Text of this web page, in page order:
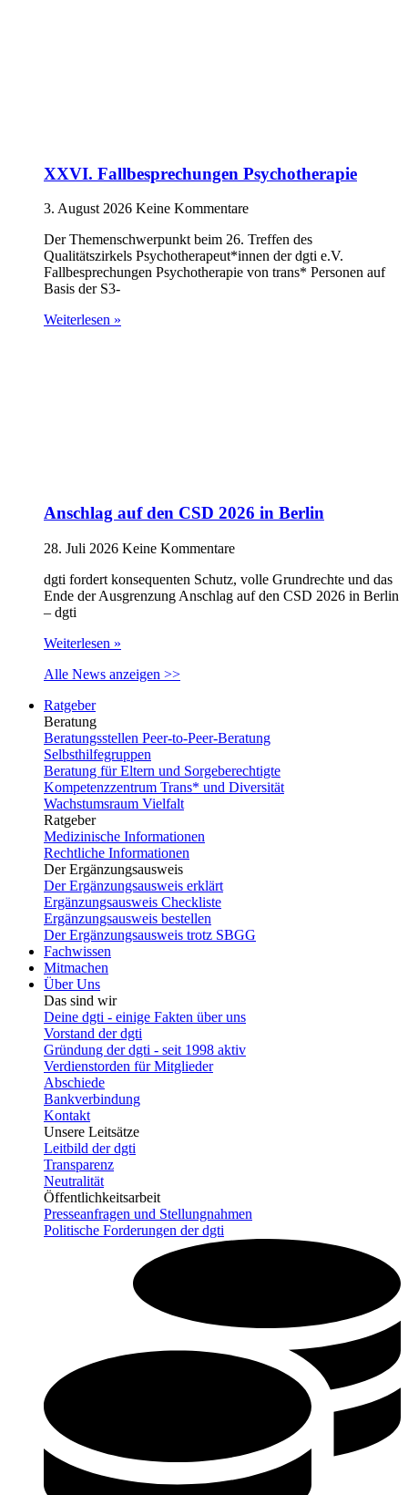
XXVI. Fallbesprechungen Psychotherapie
3. August 2026 Keine Kommentare
Der Themenschwerpunkt beim 26. Treffen des
Qualitätszirkels Psychotherapeut*innen der dgti e.V.
Fallbesprechungen Psychotherapie von trans* Personen auf
Basis der S3-
Weiterlesen »
Anschlag auf den CSD 2026 in Berlin
28. Juli 2026 Keine Kommentare
dgti fordert konsequenten Schutz, volle Grundrechte und das
Ende der Ausgrenzung Anschlag auf den CSD 2026 in Berlin
– dgti
Weiterlesen »
Alle News anzeigen >>
Ratgeber
Beratung
Beratungsstellen Peer-to-Peer-Beratung
Selbsthilfegruppen
Beratung für Eltern und Sorgeberechtigte
Kompetenzzentrum Trans* und Diversität
Wachstumsraum Vielfalt
Ratgeber
Medizinische Informationen
Rechtliche Informationen
Der Ergänzungsausweis
Der Ergänzungsausweis erklärt
Ergänzungsausweis Checkliste
Ergänzungsausweis bestellen
Der Ergänzungsausweis trotz SBGG
Fachwissen
Mitmachen
Über Uns
Das sind wir
Deine dgti - einige Fakten über uns
Vorstand der dgti
Gründung der dgti - seit 1998 aktiv
Verdienstorden für Mitglieder
Abschiede
Bankverbindung
Kontakt
Unsere Leitsätze
Leitbild der dgti
Transparenz
Neutralität
Öffentlichkeitsarbeit
Presseanfragen und Stellungnahmen
Politische Forderungen der dgti